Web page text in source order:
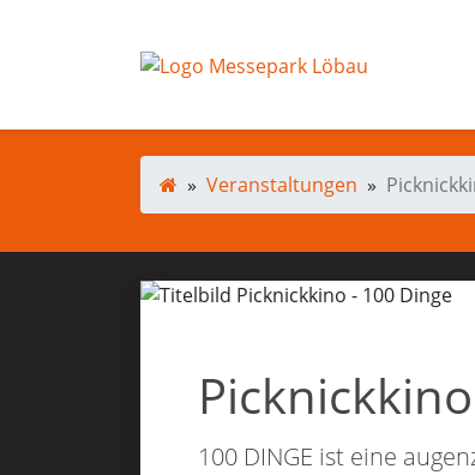
Startseite
» Veranstaltungen »
100 DINGE ist eine